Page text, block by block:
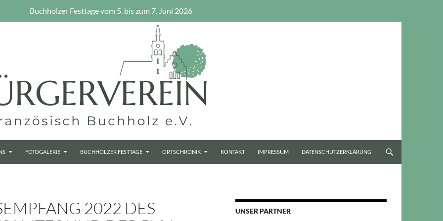
Buchholzer Festtage vom 5. bis zum 7. Juni 2026
FOTOGALERIE BUCHHOLZER FESTTAGE ORTSCHRONIK KONTAKT IMPRESSUM DATENSCHUTZERKLÄRUNG
2022 DES
UNSER PARTNER